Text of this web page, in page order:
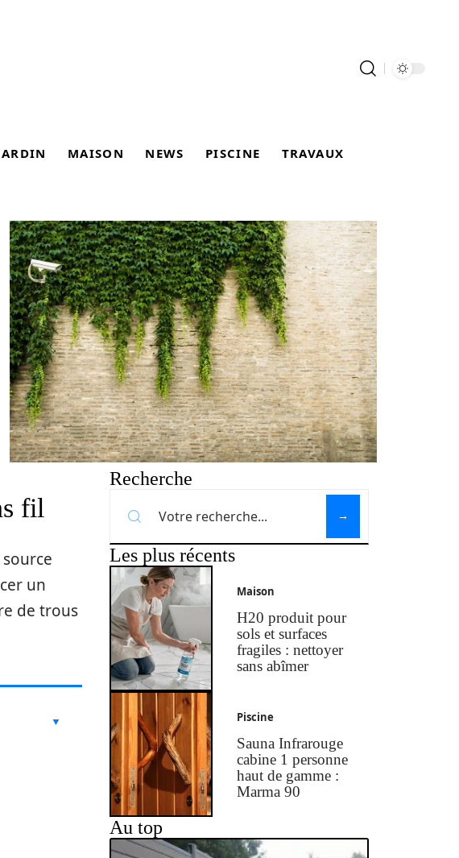
MAISON NEWS PISCINE TRAVAUX
fil
un
de trous
Recherche
Les plus récents
Maison
H20 produit pour
sols et surfaces
fragiles : nettoyer
sans abîmer
Piscine
Sauna Infrarouge
cabine 1 personne
haut de gamme :
Marma 90
Au top